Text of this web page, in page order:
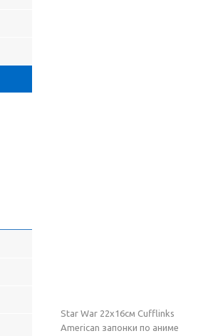
Star War 22x16см Cufflinks
American запонки по аниме